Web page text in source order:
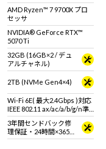
AMD Ryzen™ 7 9700X プロ
セッサ
NVIDIA® GeForce RTX™
5070 Ti
32GB (16GB×2 / デュ
アルチャネル)
2TB (NVMe Gen4×4)
Wi-Fi 6E( 最大2.4Gbps )対応
IEEE 802.11 ax/ac/a/b/g/n準
拠 ＋ Bluetooth 5内蔵
3年間センドバック修
理保証・24時間×365
日電話サポート